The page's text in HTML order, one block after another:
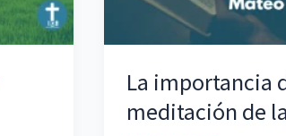
La importancia
meditación de